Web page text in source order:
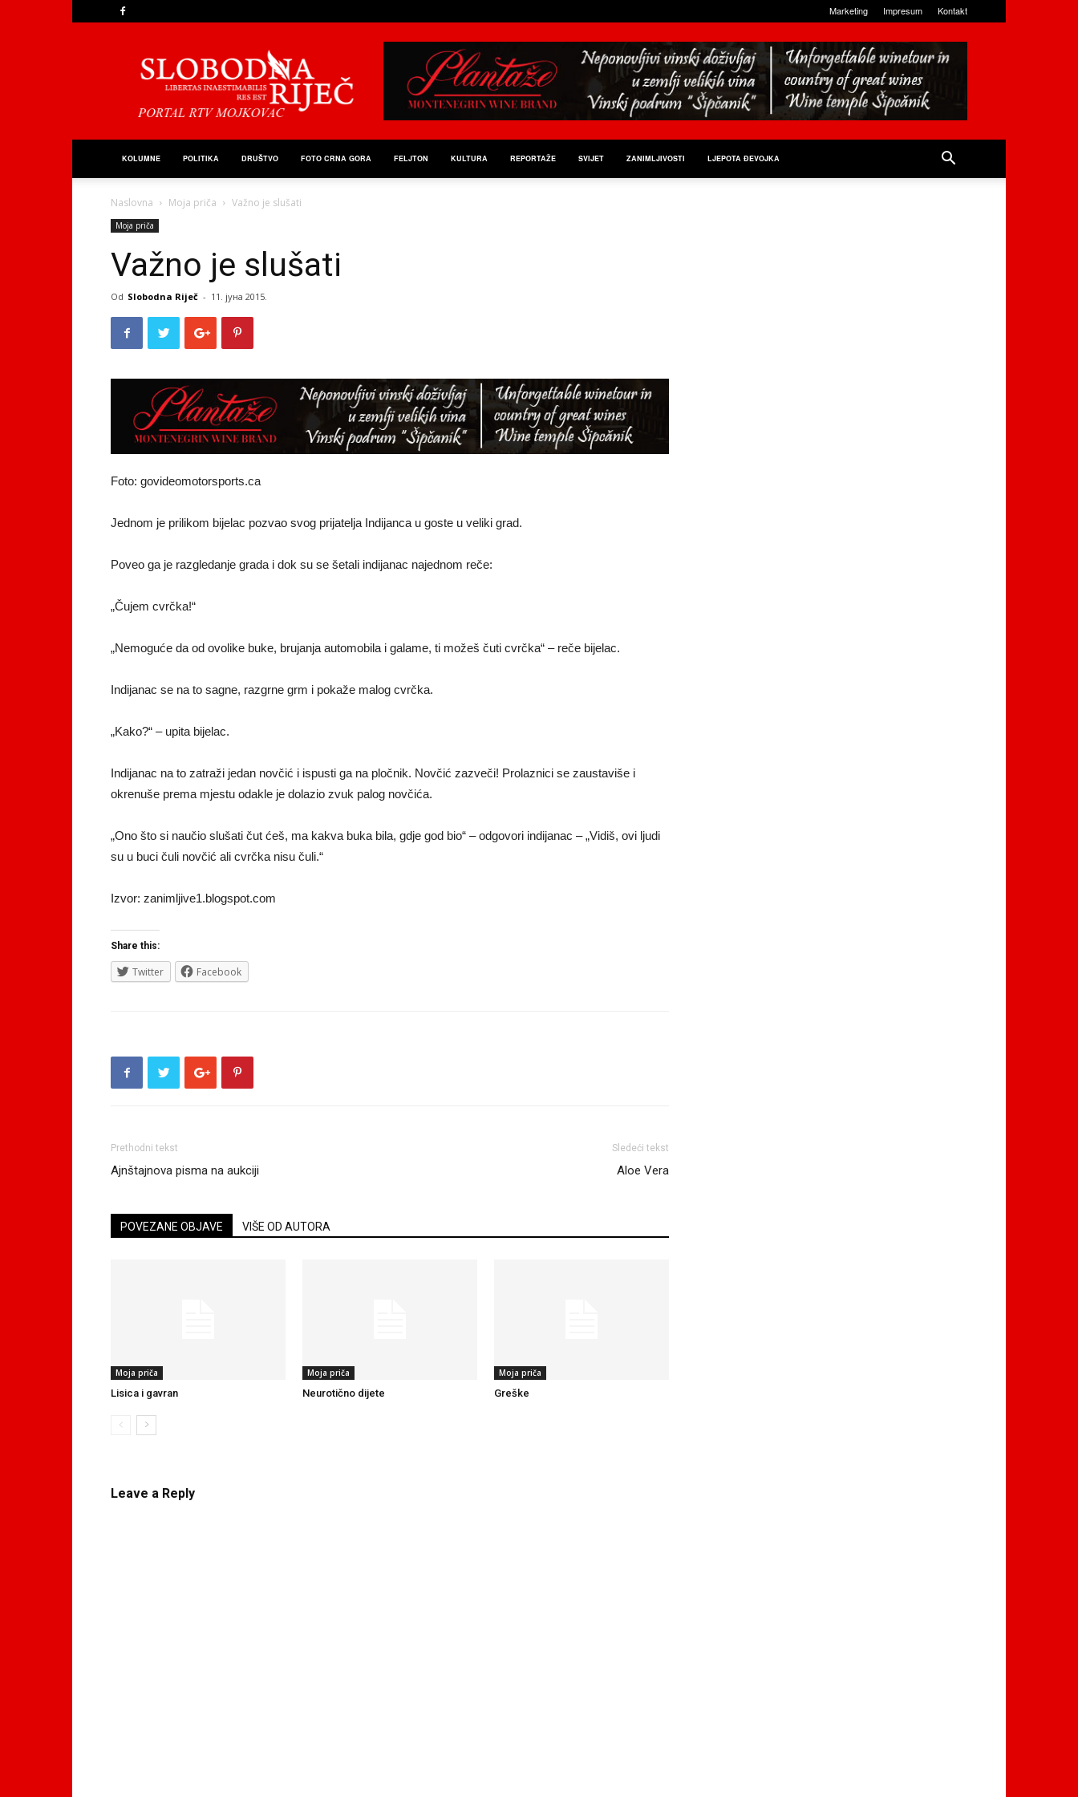
Marketing Impresum Kontakt
Riječ
KOLUMNE POLITIKA DRUŠTVO FOTO CRNA GORA FELJTON KULTURA REPORTAŽE SVIJET ZANIMLJIVOSTI LJEPOTA ĐEVOJKA
Naslovna Moja priča Važno je slušati
Moja priča
Važno je slušati
Od Slobodna Riječ - 11. јуна 2015.
Foto: govideomotorsports.ca
Jednom je prilikom bijelac pozvao svog prijatelja Indijanca u goste u veliki grad.
Poveo ga je razgledanje grada i dok su se šetali indijanac najednom reče:
„Čujem cvrčka!“
„Nemoguće da od ovolike buke, brujanja automobila i galame, ti možeš čuti cvrčka“ – reče bijelac.
Indijanac se na to sagne, razgrne grm i pokaže malog cvrčka.
„Kako?“ – upita bijelac.
Indijanac na to zatraži jedan novčić i ispusti ga na pločnik. Novčić zazveči! Prolaznici se zaustaviše i
okrenuše prema mjestu odakle je dolazio zvuk palog novčića.
„Ono što si naučio slušati čut ćeš, ma kakva buka bila, gdje god bio“ – odgovori indijanac – „Vidiš, ovi ljudi
su u buci čuli novčić ali cvrčka nisu čuli.“
Izvor: zanimljive1.blogspot.com
Share this:
Twitter Facebook
Prethodni tekst
Ajnštajnova pisma na aukciji
Sledeći tekst
Aloe Vera
POVEZANE OBJAVE VIŠE OD AUTORA
Moja priča
Lisica i gavran
Moja priča
Neurotično dijete
Moja priča
Greške
Leave a Reply